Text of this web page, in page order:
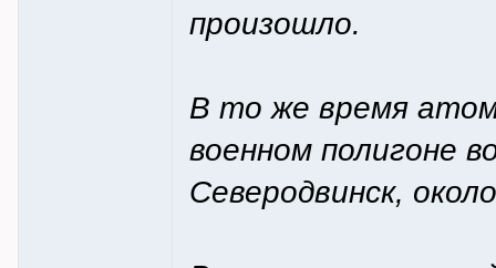
произошло.
В то же время
военном полигоне
Северодвинск,